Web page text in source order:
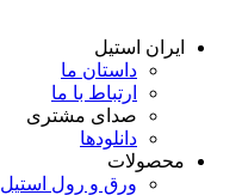
ایران استیل
داستان ما
ارتباط با ما
صدای مشتری
دانلود‌ها
محصولات
ورق و رول استیل